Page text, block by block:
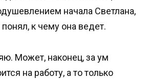
начала Светлана,
к чему она ведет.
Может, наконец, за ум
на работу, а то только